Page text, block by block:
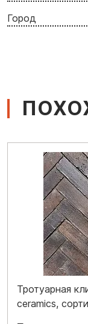
Город
Тротуарная
ceramics,